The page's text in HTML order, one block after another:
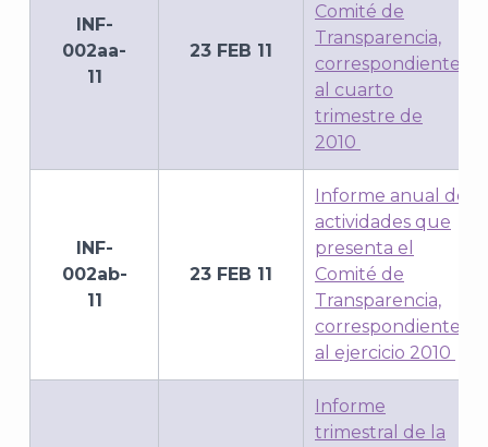
INF-
002aa-
11
23 FEB 11
Comité de
Transparencia,
correspondiente
al cuarto
trimestre de
2010
INF-
002ab-
11
23 FEB 11
Informe anual de
actividades que
presenta el
Comité de
Transparencia,
correspondiente
al ejercicio 2010
Informe
trimestral de la